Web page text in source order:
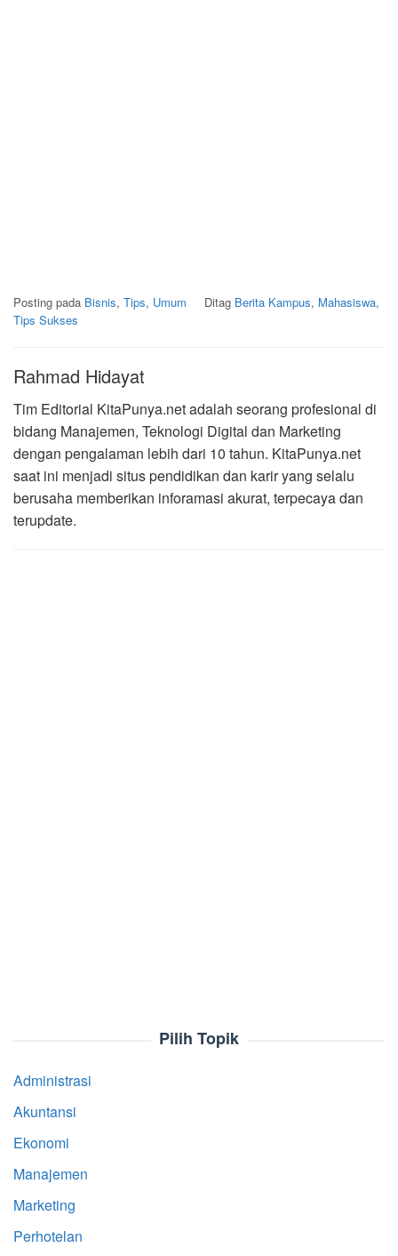
Posting pada Bisnis, Tips, Umum Ditag Berita Kampus, Mahasiswa,
Tips Sukses
Rahmad Hidayat
Tim Editorial KitaPunya.net adalah seorang profesional di
bidang Manajemen, Teknologi Digital dan Marketing
dengan pengalaman lebih dari 10 tahun. KitaPunya.net
saat ini menjadi situs pendidikan dan karir yang selalu
berusaha memberikan inforamasi akurat, terpecaya dan
terupdate.
Pilih Topik
Administrasi
Akuntansi
Ekonomi
Manajemen
Marketing
Perhotelan